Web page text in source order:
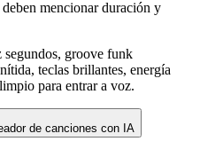
mencionar duración y
segundos, groove funk
teclas brillantes, energía
para entrar a voz.
de canciones con IA